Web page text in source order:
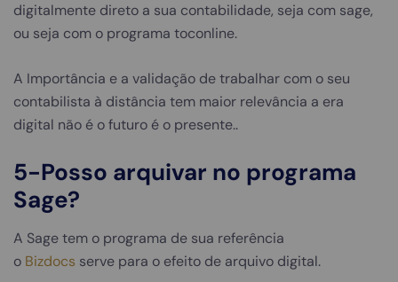
digitalmente direto a sua contabilidade, seja com sage,
ou seja com o programa toconline.
A Importância e a validação de trabalhar com o seu
contabilista à distância tem maior relevância a era
digital não é o futuro é o presente..
5-Posso arquivar no programa
Sage?
A Sage tem o programa de sua referência
o Bizdocs serve para o efeito de arquivo digital.